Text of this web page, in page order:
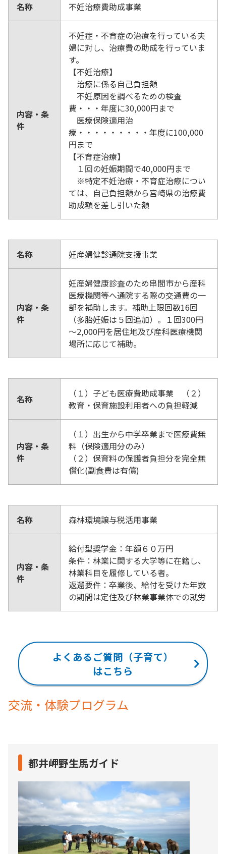
名称 不妊治療費助成事業
内容・条
件
不妊症・不育症の治療を行っている夫
婦に対し、治療費の助成を行っていま
す。
【不妊治療】
治療に係る自己負担額
不妊原因を調べるための検査
費・・・年度に30,000円まで
医療保険適用治
療・・・・・・・・・年度に100,000
円まで
【不育症治療】
１回の妊娠期間で40,000円まで
※特定不妊治療・不育症治療につい
ては、自己負担額から宮崎県の治療費
助成額を差し引いた額
名称 妊産婦健診通院支援事業
内容・条
件
妊産婦健康診査のため串間市から産科
医療機関等へ通院する際の交通費の一
部を補助します。補助上限回数16回
（多胎妊娠は５回追加）。１回300円
～2,000円を居住地及び産科医療機関
場所に応じて補助。
名称
（１）子ども医療費助成事業 （２）
教育・保育施設利用者への負担軽減
内容・条
件
（１）出生から中学卒業まで医療費無
料（保険適用分のみ）
（２）保育料の保護者負担分を完全無
償化(副食費は有償)
名称 森林環境譲与税活用事業
内容・条
件
給付型奨学金：年額６０万円
条件：林業に関する大学等に在籍し、
林業科目を履修している者。
返還要件：卒業後、給付を受けた年数
の期間は定住及び林業事業体での就労
よくあるご質問（子育て）
はこちら
交流・体験プログラム
都井岬野生馬ガイド